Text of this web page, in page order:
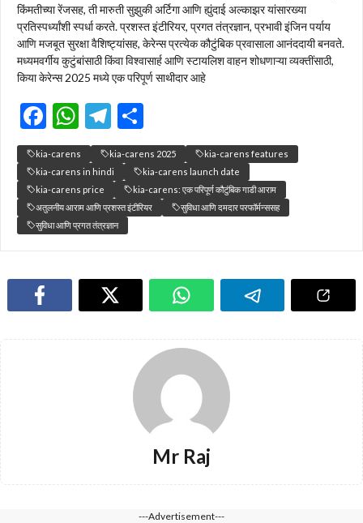
किंमतीच्या रेंजसह, ती मारुती सुझुकी अर्टिगा आणि ह्युंदाई अल्काझर यांसारख्या
प्रतिस्पर्ध्यांशी स्पर्धा करते. प्रशस्त इंटीरियर, प्रगत तंत्रज्ञान, प्रभावी इंजिन पर्याय
आणि मजबूत सुरक्षा वैशिष्ट्यांसह, केरेन्स प्रत्येक कौटुंबिक प्रवासाला आनंददायी बनवते.
मध्यमवर्गीय कुटुंबांसाठी किंवा विश्वासार्ह आणि स्टायलिश वाहन शोधणाऱ्या व्यक्तींसाठी,
किया केरेन्स 2025 मध्ये एक परिपूर्ण साथीदार आहे
F
ac
e
b
o
o
k
W
h
at
s
A
p
p
T
el
e
gr
a
m
h
ar
e
kia-carens kia-carens 2025
kia-carens features
kia-carens in hindi
kia-carens launch date
kia-carens price
kia-carens: एक परिपूर्ण कौटुंबिक गाडी आराम
अतुलनीय आराम आणि प्रशस्त इंटीरियर
सुविधा आणि दमदार परफॉर्मन्ससह
सुविधा आणि प्रगत तंत्रज्ञान
Mr Raj
---Advertisement---